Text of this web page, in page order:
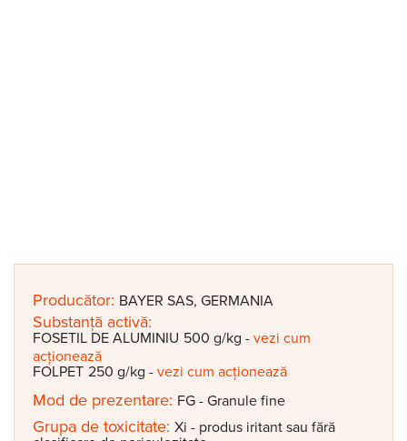
Producător: BAYER SAS, GERMANIA
Substanță activă:
FOSETIL DE ALUMINIU 500 g/kg - vezi cum
acționează
FOLPET 250 g/kg - vezi cum acționează
Mod de prezentare: FG - Granule fine
Grupa de toxicitate: Xi - produs iritant sau fără